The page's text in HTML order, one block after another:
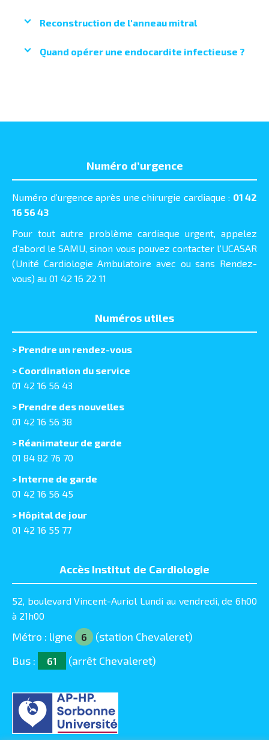
Reconstruction de l'anneau mitral
Quand opérer une endocardite infectieuse ?
Numéro d’urgence
Numéro d’urgence après une chirurgie cardiaque : 01 42
16 56 43
Pour tout autre problème cardiaque urgent, appelez
d’abord le SAMU, sinon vous pouvez contacter l’UCASAR
(Unité Cardiologie Ambulatoire avec ou sans Rendez-
vous) au 01 42 16 22 11
Numéros utiles
> Prendre un rendez-vous
> Coordination du service
01 42 16 56 43
> Prendre des nouvelles
01 42 16 56 38
> Réanimateur de garde
01 84 82 76 70
> Interne de garde
01 42 16 56 45
> Hôpital de jour
01 42 16 55 77
Accès Institut de Cardiologie
52, boulevard Vincent-Auriol Lundi au vendredi, de 6h00
à 21h00
Métro : ligne 6
(station Chevaleret)
Bus :
61 (arrêt Chevaleret)